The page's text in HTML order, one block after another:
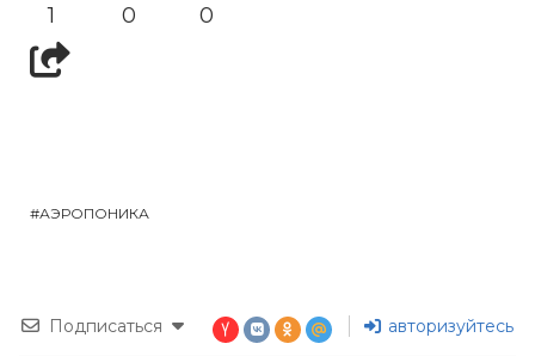
1 0 0
АЭРОПОНИКА
Подписаться авторизуйтесь